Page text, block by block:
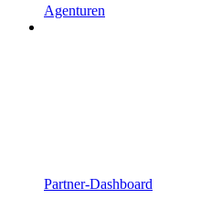
Agenturen
Partner-Dashboard